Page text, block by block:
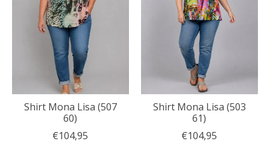
Shirt Mona Lisa (507
60)
€104,95
Shirt Mona Lisa (503
61)
€104,95